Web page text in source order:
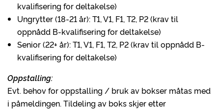
kvalifisering for deltakelse)
Ungrytter (18-21 år): T1, V1, F1, T2, P2 (krav til
oppnådd B-kvalifisering for deltakelse)
Senior (22+ år): T1, V1, F1, T2, P2 (krav til oppnådd B-
kvalifisering for deltakelse)
Oppstalling:
Evt. behov for oppstalling / bruk av bokser måtas med
i påmeldingen. Tildeling av boks skjer etter